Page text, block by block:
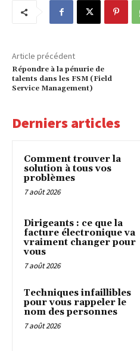
Article précédent
Répondre à la pénurie de
talents dans les FSM (Field
Service Management)
Derniers articles
Comment trouver la
solution à tous vos
problèmes
7 août 2026
Dirigeants : ce que la
facture électronique va
vraiment changer pour
vous
7 août 2026
Techniques infaillibles
pour vous rappeler le
nom des personnes
7 août 2026